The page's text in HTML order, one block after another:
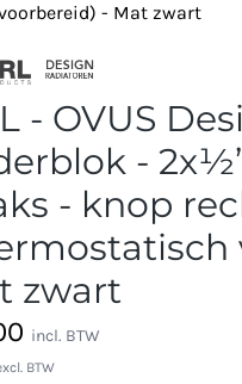
- Mat zwart
- OVUS
-
- knop
zwart
incl. BTW
BTW